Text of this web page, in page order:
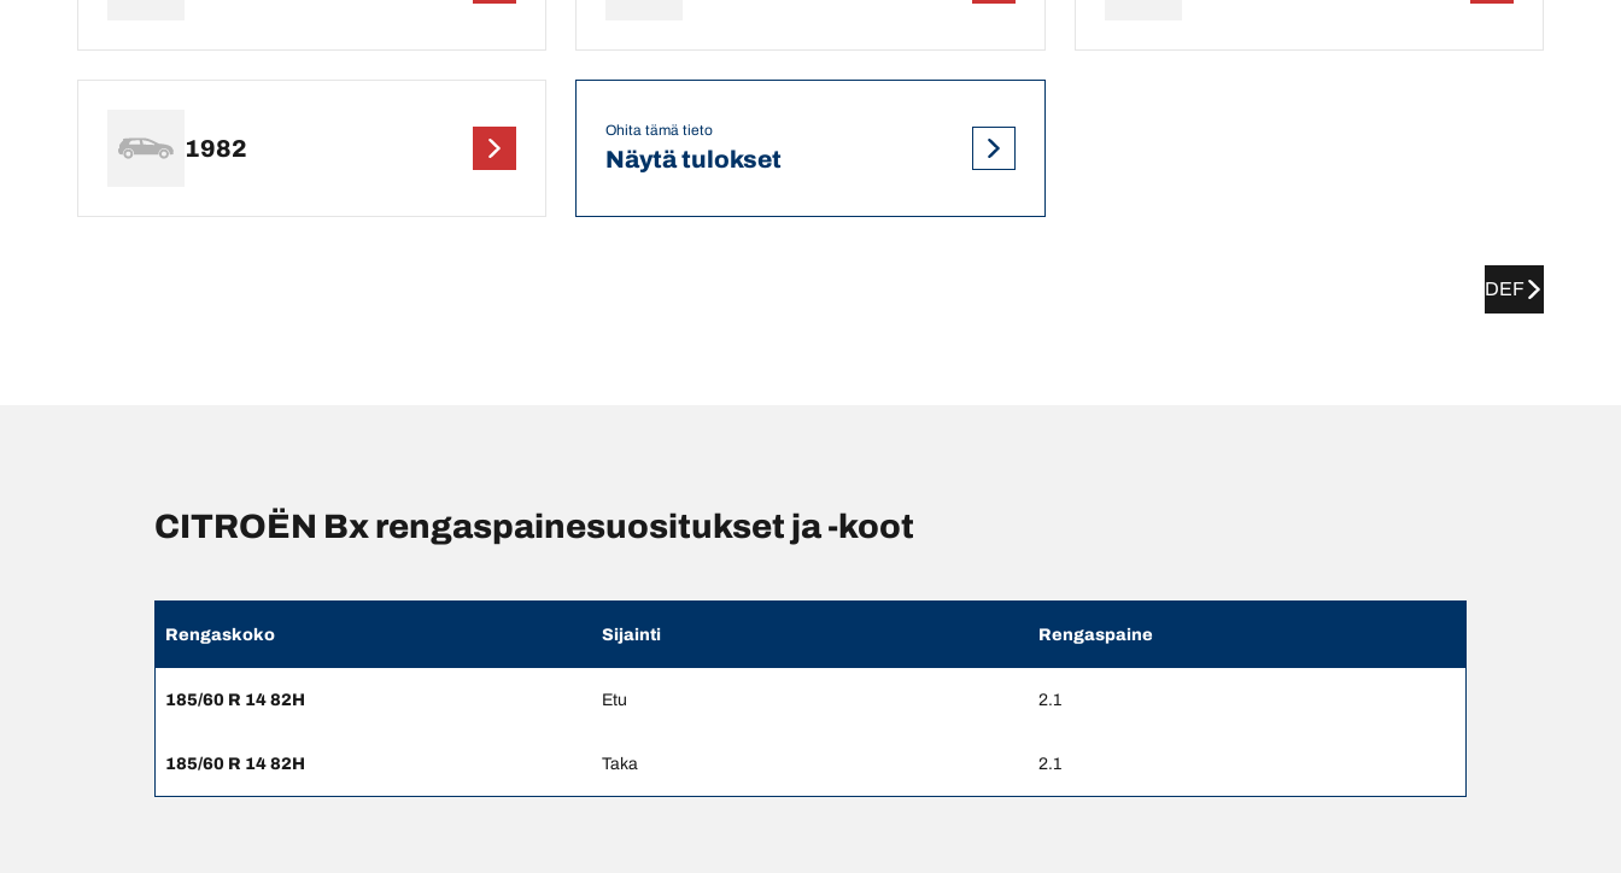
1982
Ohita tämä tieto
Näytä tulokset
DEF
CITROËN Bx rengaspainesuositukset ja -koot
Rengaskoko Sijainti Rengaspaine
185/60 R 14 82H Etu 2.1
185/60 R 14 82H Taka 2.1